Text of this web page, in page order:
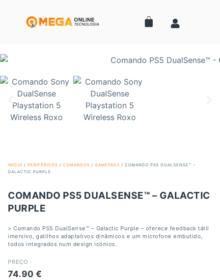
INÍCIO / PERIFÉRICOS / COMANDOS / GAMEPADS / COMANDO PS5 DUALSENSE™ –
GALACTIC PURPLE
COMANDO PS5 DUALSENSE™ – GALACTIC
PURPLE
> Comando PS5 DualSense™ – Galactic Purple – oferece feedback tátil
imersivo, gatilhos adaptativos dinâmicos e um microfone embutido,
todos integrados num design icónico.
PREÇO
74.90 €